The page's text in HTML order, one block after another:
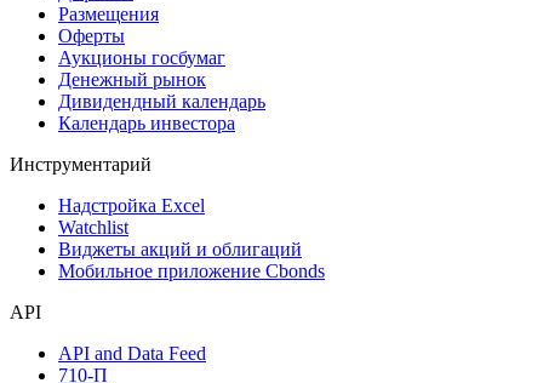
Календарь
Календарь событий
Дефолты
Размещения
Оферты
Денежный рынок
Календарь инвестора
Инструментарий
Мобильное приложение Cbonds